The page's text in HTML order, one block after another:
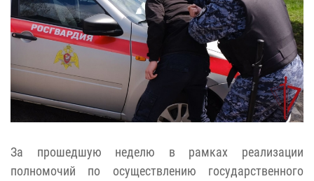
За прошедшую неделю в рамках реализации
полномочий по осуществлению государственного